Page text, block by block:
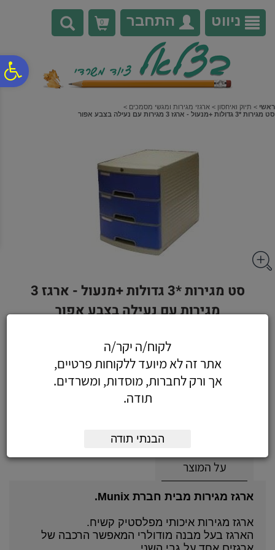
נגישות
אתר
המרכזי
ניווט התחבר 0
ראשי > תיוק ואיחסון > ארגזי מגירות ומגשי מסמכים >
סט מגירות *3 גדולות +מנעול - ארגז 3 מגירות עם נעילה בצבע אפור
סט מגירות *3 גדולות +מנעול - ארגז 3
מגירות עם נעילה בצבע אפור
289.10כולל מע"מ
על המוצר
ארגז מגירות מבית חברת Munix.
ארגז מגירות איכותי מפלסטיק קשיח.
הארגז בעל מבנה מודולרי המאפשר הרכבה של
לקוח/ה יקר/ה
אתר זה לא מיועד ללקוחות פרטיים,
אך ורק לחברות, מוסדות, ומשרדים.
תודה.
הבנתי תודה